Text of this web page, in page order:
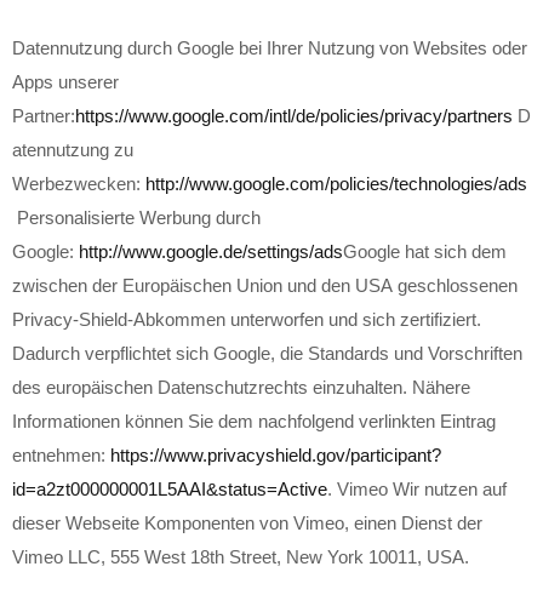
Datennutzung durch Google bei Ihrer Nutzung von Websites oder
Apps unserer
Partner:https://www.google.com/intl/de/policies/privacy/partners D
atennutzung zu
Werbezwecken: http://www.google.com/policies/technologies/ads
Personalisierte Werbung durch
Google: http://www.google.de/settings/adsGoogle hat sich dem
zwischen der Europäischen Union und den USA geschlossenen
Privacy-Shield-Abkommen unterworfen und sich zertifiziert.
Dadurch verpflichtet sich Google, die Standards und Vorschriften
des europäischen Datenschutzrechts einzuhalten. Nähere
Informationen können Sie dem nachfolgend verlinkten Eintrag
entnehmen: https://www.privacyshield.gov/participant?
id=a2zt000000001L5AAI&status=Active. Vimeo Wir nutzen auf
dieser Webseite Komponenten von Vimeo, einen Dienst der
Vimeo LLC, 555 West 18th Street, New York 10011, USA.